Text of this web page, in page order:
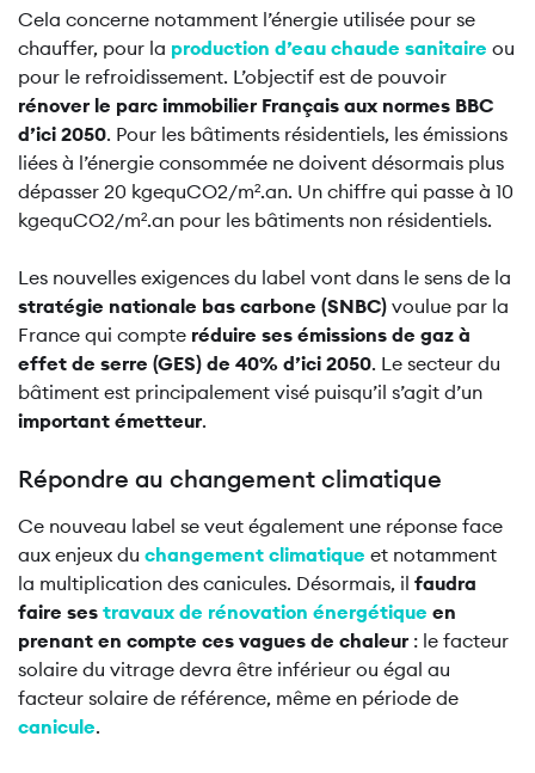
Cela concerne notamment l’énergie utilisée pour se
chauffer, pour la production d’eau chaude sanitaire ou
pour le refroidissement. L’objectif est de pouvoir
rénover le parc immobilier Français aux normes BBC
d’ici 2050. Pour les bâtiments résidentiels, les émissions
liées à l’énergie consommée ne doivent désormais plus
dépasser 20 kgequCO2/m².an. Un chiffre qui passe à 10
kgequCO2/m².an pour les bâtiments non résidentiels.
Les nouvelles exigences du label vont dans le sens de la
stratégie nationale bas carbone (SNBC) voulue par la
France qui compte réduire ses émissions de gaz à
effet de serre (GES) de 40% d’ici 2050. Le secteur du
bâtiment est principalement visé puisqu’il s’agit d’un
important émetteur.
Répondre au changement climatique
Ce nouveau label se veut également une réponse face
aux enjeux du changement climatique et notamment
la multiplication des canicules. Désormais, il faudra
faire ses travaux de rénovation énergétique en
prenant en compte ces vagues de chaleur : le facteur
solaire du vitrage devra être inférieur ou égal au
facteur solaire de référence, même en période de
canicule.